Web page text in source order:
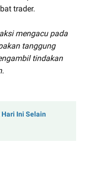
trader.
mengacu pada
tanggung
tindakan
Ini Selain